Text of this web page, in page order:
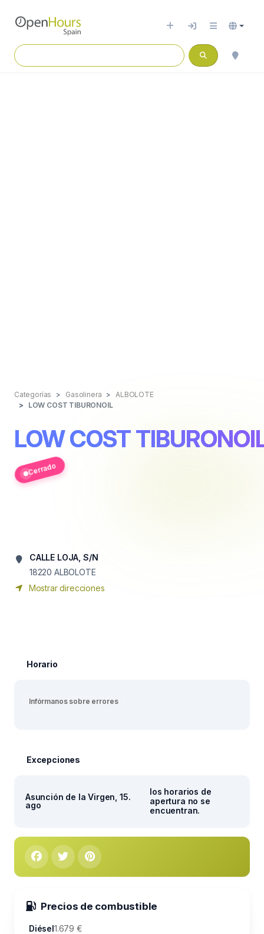
Categorías Gasolinera
ALBOLOTE
LOW COST TIBURONOIL
LOW COST
Cerrado
CALLE LOJA, S/N
18220 ALBOLOTE
Mostrar direcciones
Horario
Infórmanos sobre errores
Excepciones
Asunción de la Virgen, 15.
ago
los horarios de
apertura no se
encuentran.
Precios de combustible
Diésel1.679 €